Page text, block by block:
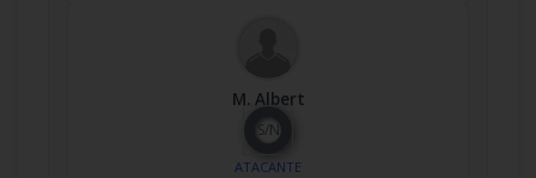
M. Albert
S/N
ATACANTE